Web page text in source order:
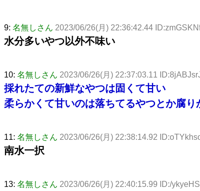
9: 名無しさん 2023/06/26(月) 22:36:42.44
水分多いやつ以外不味い
10: 名無しさん 2023/06/26(月) 22:37:03.11
採れたての新鮮なやつは固くて甘い
柔らかくて甘いのは落ちてるやつとか腐
11: 名無しさん 2023/06/26(月) 22:38:14.92
南水一択
13: 名無しさん 2023/06/26(月) 22:40:15.99 ID:/